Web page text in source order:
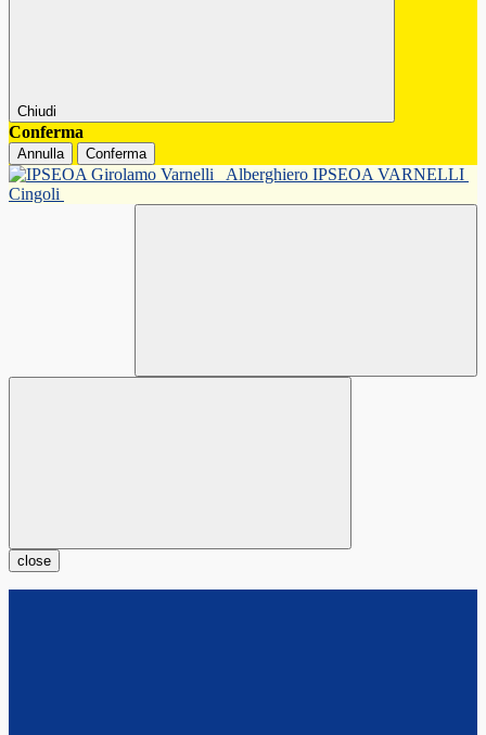
Chiudi
Conferma
Annulla Conferma
Alberghiero IPSEOA VARNELLI
Cingoli
close